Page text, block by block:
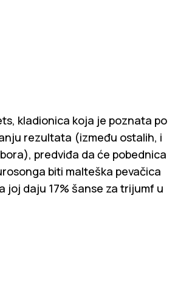
kladionica koja je poznata po
rezultata (između ostalih, i
predviđa da će pobednica
biti malteška pevačica
joj daju 17% šanse za trijumf u